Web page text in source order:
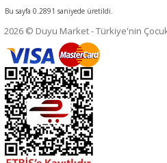
Bu sayfa 0.2891 saniyede üretildi.
2026 © Duyu Market - Türkiye'nin